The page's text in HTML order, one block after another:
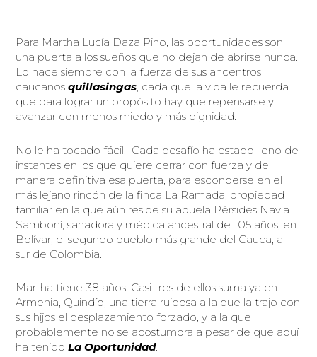
Para Martha Lucía Daza Pino, las oportunidades son
una puerta a los sueños que no dejan de abrirse nunca.
Lo hace siempre con la fuerza de sus ancentros
caucanosquillasingas, cada que la vida le recuerda
que para lograr un propósito hay que repensarse y
avanzar con menos miedo y más dignidad.
No le ha tocado fácil. Cada desafío ha estado lleno de
instantes en los que quiere cerrar con fuerza y de
manera definitiva esa puerta, para esconderse en el
más lejano rincón de la finca La Ramada, propiedad
familiar en la que aún reside su abuela Pérsides Navia
Samboní, sanadora y médica ancestral de 105 años, en
Bolívar, el segundo pueblo más grande del Cauca, al
sur de Colombia.
Martha tiene 38 años. Casi tres de ellos suma ya en
Armenia, Quindío, una tierra ruidosa a la que la trajo con
sus hijos el desplazamiento forzado, y a la que
probablemente no se acostumbra a pesar de que aquí
ha tenidoLa Oportunidad.